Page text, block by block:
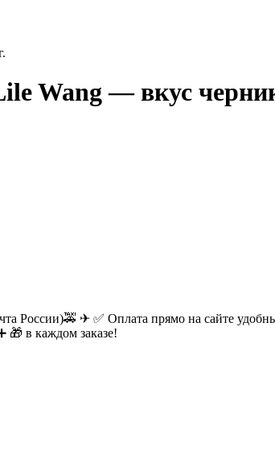
Wang — вкус
России)🚕 ✈ ✅ Оплата прямо на сайте
🎁 в каждом заказе!